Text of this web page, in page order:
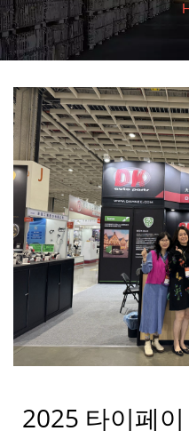
하고
2025 타이페